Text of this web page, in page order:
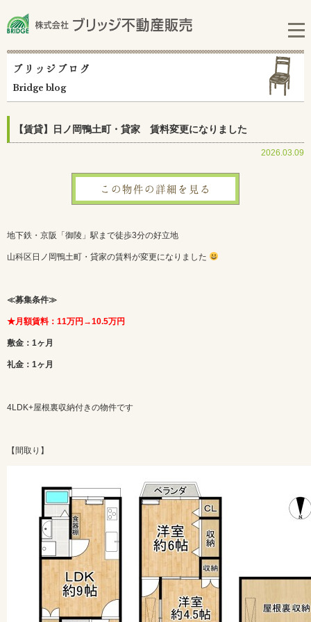
ブリッジブログ
Bridge blog
【賃貸】日ノ岡鴨土町・貸家 賃料変更になりました
2026.03.09
この物件の詳細を見る
地下鉄・京阪「御陵」駅まで徒歩3分の好立地
山科区日ノ岡鴨土町・貸家の賃料が変更になりました
≪募集条件≫
★月額賃料：11万円→10.5万円
敷金：1ヶ月
礼金：1ヶ月
4LDK+屋根裏収納付きの物件です
【間取り】